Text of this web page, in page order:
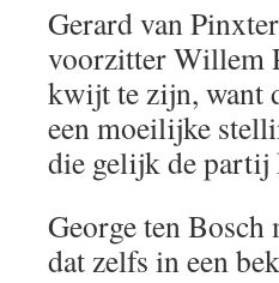
Gerard van
voorzitter Willem
kwijt te zijn, want
een moeilijke
die gelijk de partij
George ten Bosch
dat zelfs in een